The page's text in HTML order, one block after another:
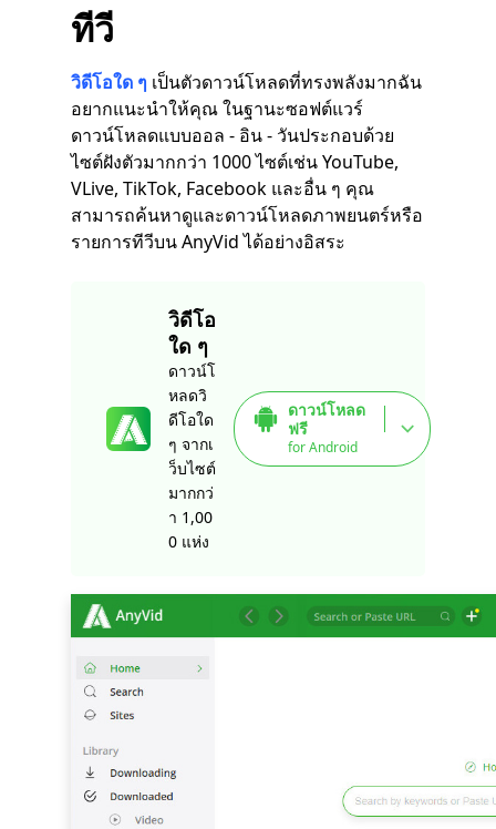
ทีวี
วิดีโอใด ๆ เป็นตัวดาวน์โหลดที่ทรงพลังมากฉัน
อยากแนะนำให้คุณ ในฐานะซอฟต์แวร์
ดาวน์โหลดแบบออล - อิน - วันประกอบด้วย
ไซต์ฝังตัวมากกว่า 1000 ไซต์เช่น YouTube,
VLive, TikTok, Facebook และอื่น ๆ คุณ
สามารถค้นหาดูและดาวน์โหลดภาพยนตร์หรือ
รายการทีวีบน AnyVid ได้อย่างอิสระ
วิดีโอ
ใด ๆ
ดาวน์โ
หลดวิ
ดีโอใด
ๆ จากเ
ว็บไซต์
มากกว่
า 1,00
0 แห่ง
ดาวน์โหลด
ฟรี
for Android